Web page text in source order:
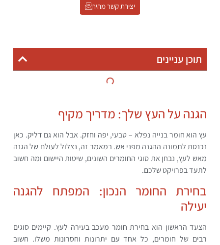
יצירת קשר מהיר
תוכן עניינים
הגנה על העץ שלך: מדריך מקיף
עץ הוא חומר בנייה נפלא – טבעי, יפה וחזק. אבל הוא גם דליק. כאן
נכנסת לתמונה ההגנה מפני אש. במאמר זה, נצלול לעולם של הגנה
מאש לעץ, נבחן את סוגי החומרים השונים, שיטות היישום ומה חשוב
לתעד בפרויקט שלכם.
בחירת החומר הנכון: המפתח להגנה
יעילה
הצעד הראשון הוא בחירת חומר מעכב בעירה לעץ. קיימים סוגים
רבים של חומרים, כל אחד עם יתרונות וחסרונות משלו. חשוב